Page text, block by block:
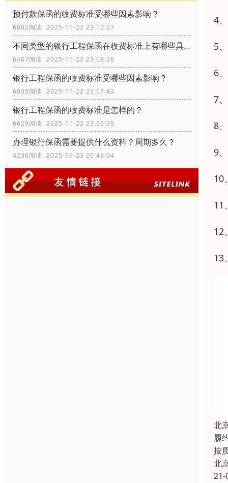
预付款保函的收费标准受哪些因素影响？
6002阅读 2025-11-22 23:10:27
不同类型的银行工程保函在收费标准上有哪些具体差异？
6467阅读 2025-11-22 23:08:28
银行工程保函的收费标准受哪些因素影响？
6035阅读 2025-11-22 23:07:43
银行工程保函的收费标准是怎样的？
6629阅读 2025-11-22 23:06:30
办理银行保函需要提供什么资料？周期多久？
4236阅读 2025-09-23 20:43:04
4
5
6
7
8
9
10
11
12
13
北
履
按
北
21-